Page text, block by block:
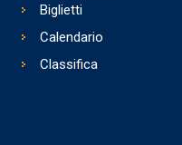
Biglietti
Calendario
Classifica